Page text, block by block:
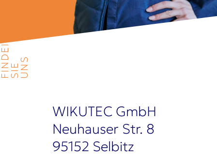
S
I
E
U
NS
WIKUTEC GmbH
Neuhauser Str. 8
95152 Selbitz